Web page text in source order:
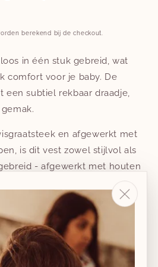
berekend bij de checkout.
in één stuk gebreid, wat
comfort voor je baby. De
een subtiel rekbaar draadje,
en afgewerkt met
is dit vest zowel stijlvol als
- afgewerkt met houten
mulesing free) - gemaakt in
afgewerkt in een
kriebelt niet, is
waardoor het perfect is
of een gevoelige huid.